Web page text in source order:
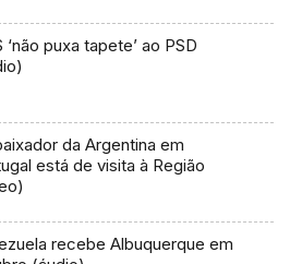
‘não puxa tapete’ ao PSD
da Argentina em
está de visita à Região
recebe Albuquerque em